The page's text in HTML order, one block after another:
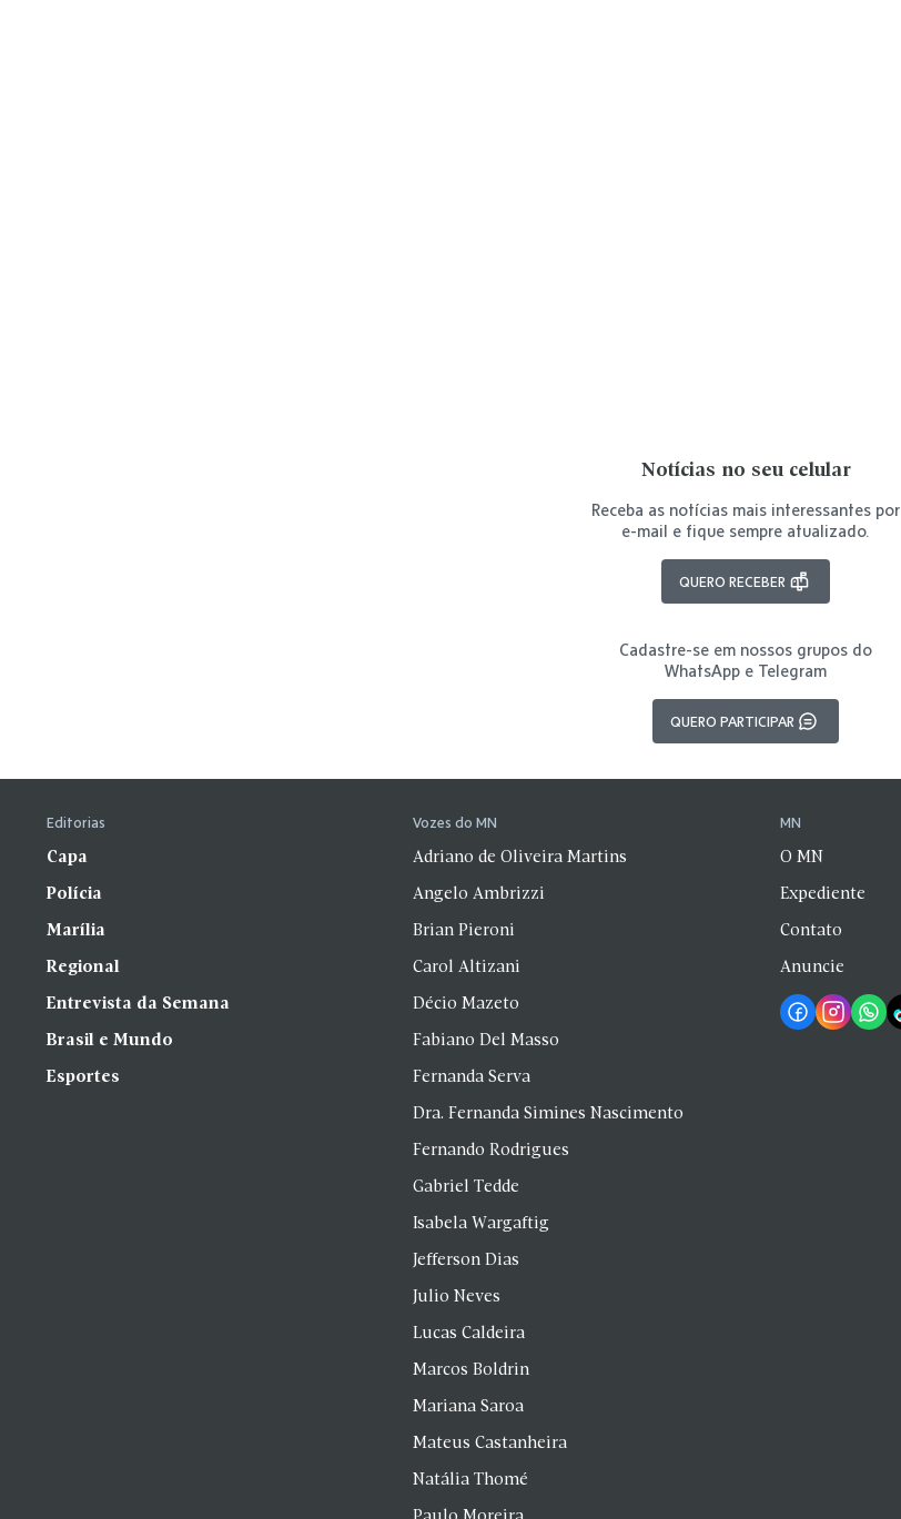
Notícias no seu celular
Receba as notícias mais interessantes por
e-mail e fique sempre atualizado.
QUERO RECEBER
Cadastre-se em nossos grupos do
WhatsApp e Telegram
QUERO PARTICIPAR
Editorias
Capa
Polícia
Marília
Regional
Entrevista da Semana
Brasil e Mundo
Esportes
Vozes do MN
Adriano de Oliveira Martins
Angelo Ambrizzi
Brian Pieroni
Carol Altizani
Décio Mazeto
Fabiano Del Masso
Fernanda Serva
Dra. Fernanda Simines Nascimento
Fernando Rodrigues
Gabriel Tedde
Isabela Wargaftig
Jefferson Dias
Julio Neves
Lucas Caldeira
Marcos Boldrin
Mariana Saroa
Mateus Castanheira
Natália Thomé
MN
O MN
Expediente
Contato
Anuncie